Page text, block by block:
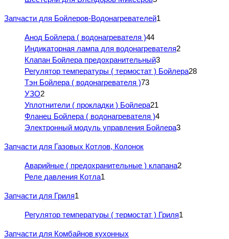
Запчасти для Бойлеров-Водонагревателей1
Анод Бойлера ( водонагревателя )44
Индикаторная лампа для водонагревателя2
Клапан Бойлера предохранительный3
Регулятор температуры ( термостат ) Бойлера28
Тэн Бойлера ( водонагревателя )73
УЗО2
Уплотнители ( прокладки ) Бойлера21
Фланец Бойлера ( водонагревателя )4
Электронный модуль управления Бойлера3
Запчасти для Газовых Котлов, Колонок
Аварийные ( предохранительные ) клапана2
Реле давления Котла1
Запчасти для Гриля1
Регулятор температуры ( термостат ) Гриля1
Запчасти для Комбайнов кухонных